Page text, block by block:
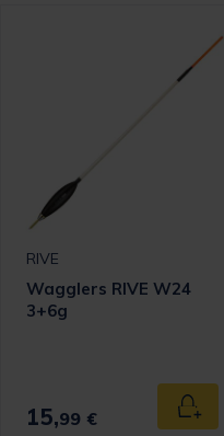
RIVE
Wagglers RIVE W24
3+6g
15,99 €